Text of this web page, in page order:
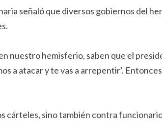
señaló que diversos gobiernos del
nuestro hemisferio, saben que el
a atacar y te vas a arrepentir’.
cárteles, sino también contra